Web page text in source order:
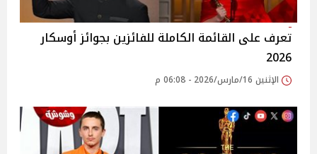
تعرف على القائمة الكاملة للفائزين بجوائز أوسكار
2026
الإثنين 16/مارس/2026 - 06:08 م